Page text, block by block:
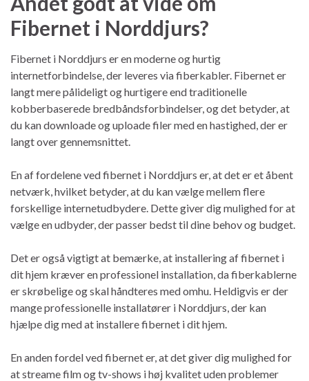
Fibernet i Norddjurs?
Fibernet i Norddjurs er en moderne og hurtig
internetforbindelse, der leveres via fiberkabler. Fibernet er
langt mere pålideligt og hurtigere end traditionelle
kobberbaserede bredbåndsforbindelser, og det betyder, at
du kan downloade og uploade filer med en hastighed, der er
langt over gennemsnittet.
En af fordelene ved fibernet i Norddjurs er, at det er et åbent
netværk, hvilket betyder, at du kan vælge mellem flere
forskellige internetudbydere. Dette giver dig mulighed for at
vælge en udbyder, der passer bedst til dine behov og budget.
Det er også vigtigt at bemærke, at installering af fibernet i
dit hjem kræver en professionel installation, da fiberkablerne
er skrøbelige og skal håndteres med omhu. Heldigvis er der
mange professionelle installatører i Norddjurs, der kan
hjælpe dig med at installere fibernet i dit hjem.
En anden fordel ved fibernet er, at det giver dig mulighed for
at streame film og tv-shows i høj kvalitet uden problemer